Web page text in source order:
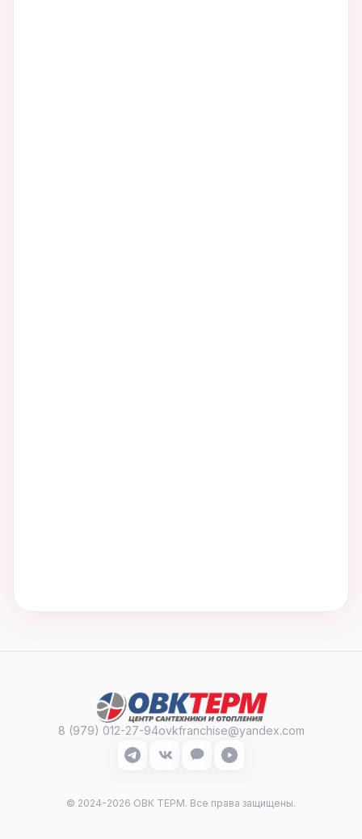
вы
заработаете
8 (979) 012-27-94ovkfranchise@yandex.com
© 2024-2026 ОВК ТЕРМ. Все права защищены.